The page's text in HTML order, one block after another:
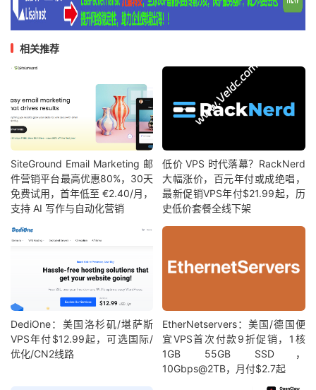
相关推荐
SiteGround Email Marketing 邮
件营销平台最高优惠80%，30天
免费试用，首年低至 €2.40/月，
支持 AI 写作与自动化营销
低价 VPS 时代落幕？RackNerd
大幅涨价，百元年付或成绝唱，
最新促销VPS年付$21.99起，历
史低价套餐全线下架
DediOne：美国洛杉矶/堪萨斯
VPS年付$12.99起，可选国际/
优化/CN2线路
EtherNetservers：美国/德国便
宜VPS首次付款9折促销，1核
1GB 55GB SSD，
10Gbps@2TB，月付$2.7起